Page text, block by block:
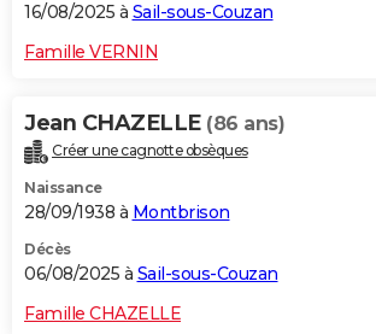
16/08/2025 à Sail-sous-Couzan
Famille VERNIN
Jean CHAZELLE (86 ans)
Créer une cagnotte obsèques
Naissance
28/09/1938 à Montbrison
Décès
06/08/2025 à Sail-sous-Couzan
Famille CHAZELLE